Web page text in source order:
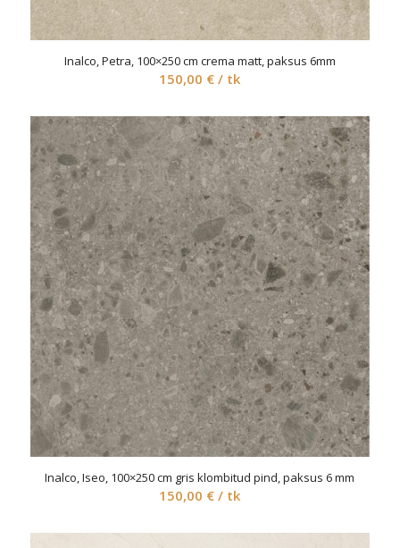
Inalco, Petra, 100×250 cm crema matt, paksus 6mm
150,00 € / tk
Inalco, Iseo, 100×250 cm gris klombitud pind, paksus 6 mm
150,00 € / tk